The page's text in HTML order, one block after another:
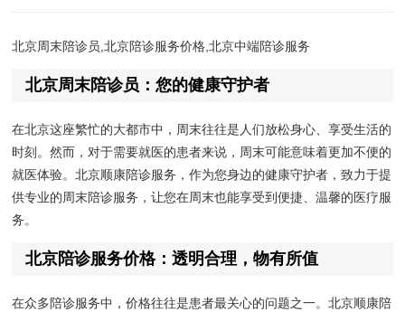
北京周末陪诊员,北京陪诊服务价格,北京中端陪诊服务
北京周末陪诊员：您的健康守护者
在北京这座繁忙的大都市中，周末往往是人们放松身心、享受生活的
时刻。然而，对于需要就医的患者来说，周末可能意味着更加不便的
就医体验。北京顺康陪诊服务，作为您身边的健康守护者，致力于提
供专业的周末陪诊服务，让您在周末也能享受到便捷、温馨的医疗服
务。
北京陪诊服务价格：透明合理，物有所值
在众多陪诊服务中，价格往往是患者最关心的问题之一。北京顺康陪